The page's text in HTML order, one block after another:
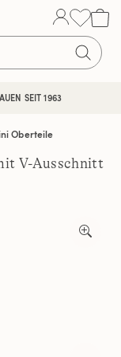
SEIT 1963
Oberteile
V-Ausschnitt